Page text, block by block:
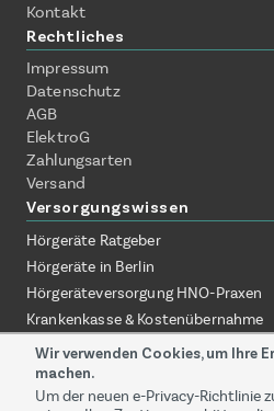
Wir verwenden Cookies, um Ihre
machen.
Um der neuen e-Privacy-Richtlinie
Kontakt
Rechtliches
Impressum
Datenschutz
AGB
ElektroG
Zahlungsarten
Versand
Versorgungswissen
Hörgeräte Ratgeber
Hörgeräte in Berlin
Hörgeräteversorgung HNO-Praxen
Krankenkasse & Kostenübernahme
Hörgeräte ohne Termin erklärt
Hörgeräte zuhause testen
Online-Akustiker vs. Fachgeschäft